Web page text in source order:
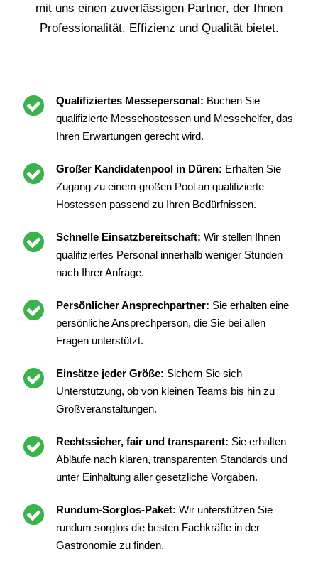
mit uns einen zuverlässigen Partner, der Ihnen
Professionalität, Effizienz und Qualität bietet.
Qualifiziertes Messepersonal: Buchen Sie
qualifizierte Messehostessen und Messehelfer, das
Ihren Erwartungen gerecht wird.
Großer Kandidatenpool in Düren: Erhalten Sie
Zugang zu einem großen Pool an qualifizierte
Hostessen passend zu Ihren Bedürfnissen.
Schnelle Einsatzbereitschaft: Wir stellen Ihnen
qualifiziertes Personal innerhalb weniger Stunden
nach Ihrer Anfrage.
Persönlicher Ansprechpartner: Sie erhalten eine
persönliche Ansprechperson, die Sie bei allen
Fragen unterstützt.
Einsätze jeder Größe: Sichern Sie sich
Unterstützung, ob von kleinen Teams bis hin zu
Großveranstaltungen.
Rechtssicher, fair und transparent: Sie erhalten
Abläufe nach klaren, transparenten Standards und
unter Einhaltung aller gesetzliche Vorgaben.
Rundum-Sorglos-Paket: Wir unterstützen Sie
rundum sorglos die besten Fachkräfte in der
Gastronomie zu finden.